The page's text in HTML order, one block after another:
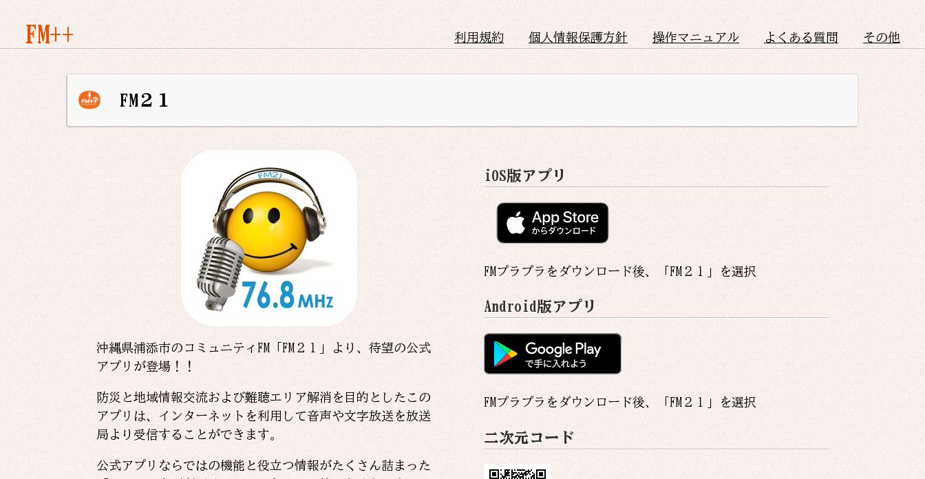
FM++ 利用規約 個人情報保護方針 操作マニュアル よくある質問 その他
FM２１
沖縄県浦添市のコミュニティFM「FM２１」より、待望の公式
アプリが登場！！
防災と地域情報交流および難聴エリア解消を目的としたこの
アプリは、インターネットを利用して音声や文字放送を放送
局より受信することができます。
公式アプリならではの機能と役立つ情報がたくさん詰まった
iOS版アプリ
FMプラプラをダウンロード後、「 FM２１ 」を選択
Android版アプリ
FMプラプラをダウンロード後、「 FM２１ 」を選択
二次元コード